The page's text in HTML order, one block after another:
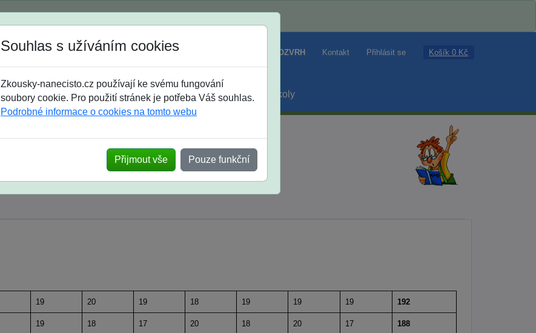
Jak si vybrat ROZVRH Kontakt Přihlásit se Košík 0 Kč
8. třída 9. třída střední maturanti soutěže prázdniny školy
Souhlas s užíváním cookies
Zkousky-nanecisto.cz používají ke svému fungování
soubory cookie. Pro použití stránek je potřeba Váš souhlas.
Podrobné informace o cookies na tomto webu
Přijmout vše Pouze funkční
19 20 19 18 19 19 19 192
19 18 17 20 18 20 17 188